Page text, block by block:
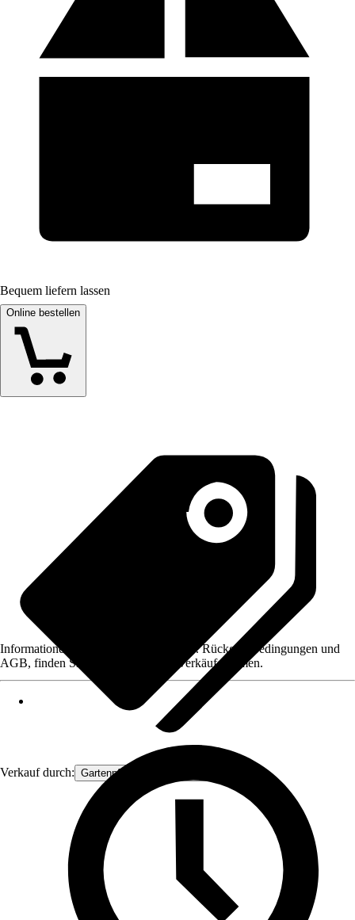
Bequem liefern lassen
Online bestellen
Verkauf durch: Gartenpflanzen Ammerland
Informationen des Verkäufers, wie z. B. Rückgabebedingungen und
AGB, finden Sie bei Klick auf den Verkäufernamen.